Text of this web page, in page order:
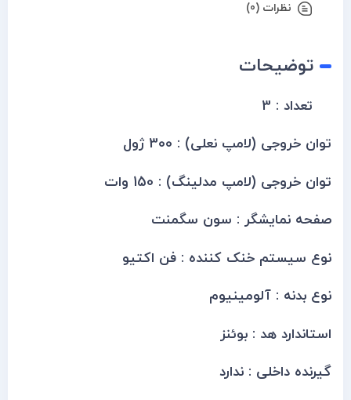
نظرات (0)
توضیحات
تعداد : 3
توان خروجی (لامپ نعلی) : 300 ژول
توان خروجی (لامپ مدلینگ) : 150 وات
صفحه نمایشگر : سون سگمنت
نوع سیستم خنک کننده : فن اکتیو
نوع بدنه : آلومینیوم
استاندارد هد : بوئنز
گیرنده داخلی : ندارد